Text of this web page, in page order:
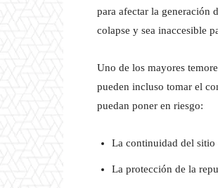
para afectar la generación
colapse y sea inaccesible
Uno de los mayores
pueden incluso tomar el
puedan poner en riesgo:
La continuidad del sitio
La protección de la